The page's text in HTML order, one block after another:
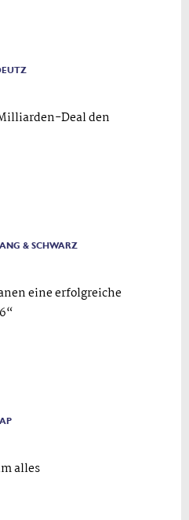
Deal den
& SCHWARZ
eine erfolgreiche
alles